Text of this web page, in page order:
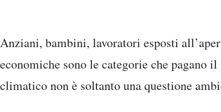
Anziani, bambini, lavoratori esposti
economiche sono le categorie che pagano
climatico non è soltanto una questione